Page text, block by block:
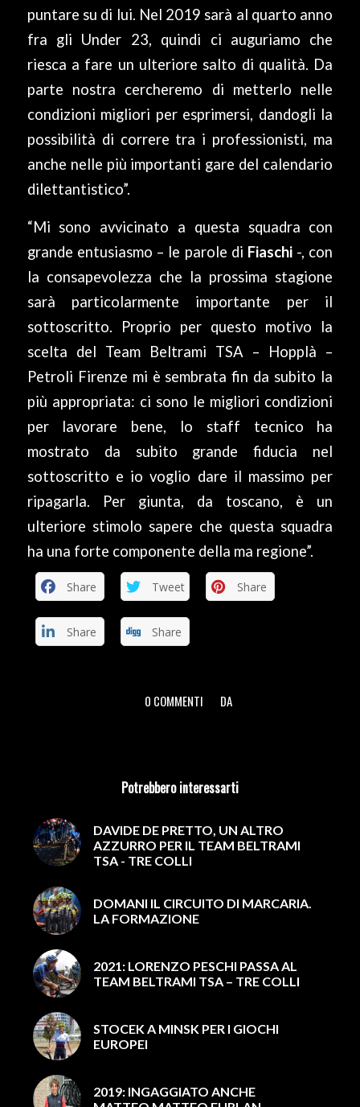
puntare su di lui. Nel 2019 sarà al quarto anno
fra gli Under 23, quindi ci auguriamo che
riesca a fare un ulteriore salto di qualità. Da
parte nostra cercheremo di metterlo nelle
condizioni migliori per esprimersi, dandogli la
possibilità di correre tra i professionisti, ma
anche nelle più importanti gare del calendario
dilettantistico”.
“Mi sono avvicinato a questa squadra con
grande entusiasmo – le parole di Fiaschi -, con
la consapevolezza che la prossima stagione
sarà particolarmente importante per il
sottoscritto. Proprio per questo motivo la
scelta del Team Beltrami TSA – Hopplà –
Petroli Firenze mi è sembrata fin da subito la
più appropriata: ci sono le migliori condizioni
per lavorare bene, lo staff tecnico ha
mostrato da subito grande fiducia nel
sottoscritto e io voglio dare il massimo per
ripagarla. Per giunta, da toscano, è un
ulteriore stimolo sapere che questa squadra
ha una forte componente della ma regione”.
Share Tweet Share
Share Share
0 COMMENTI
/ DA
Potrebbero interessarti
DAVIDE DE PRETTO, UN ALTRO
AZZURRO PER IL TEAM BELTRAMI
TSA - TRE COLLI
DOMANI IL CIRCUITO DI MARCARIA.
LA FORMAZIONE
2021: LORENZO PESCHI PASSA AL
TEAM BELTRAMI TSA – TRE COLLI
STOCEK A MINSK PER I GIOCHI
EUROPEI
2019: INGAGGIATO ANCHE